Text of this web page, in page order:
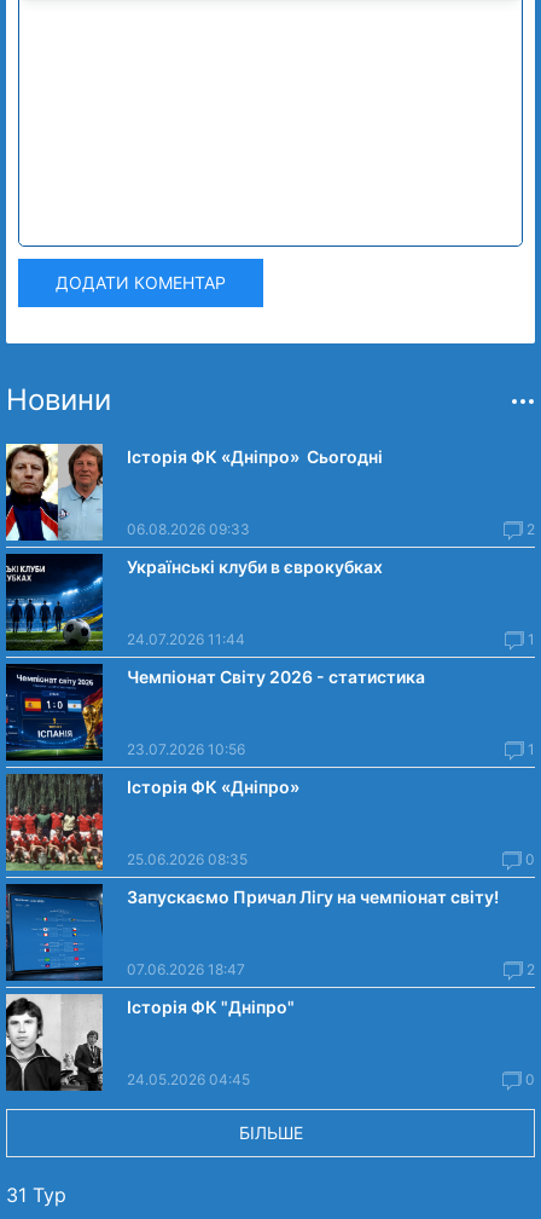
ДОДАТИ КОМЕНТАР
Новини
Історія ФК «Дніпро» Сьогодні
06.08.2026 09:33 2
Українські клуби в єврокубках
24.07.2026 11:44 1
Чемпіонат Світу 2026 - статистика
23.07.2026 10:56 1
Історія ФК «Дніпро»
25.06.2026 08:35 0
Запускаємо Причал Лігу на чемпіонат світу!
07.06.2026 18:47 2
Історія ФК "Дніпро"
24.05.2026 04:45 0
БІЛЬШЕ
31 Тур